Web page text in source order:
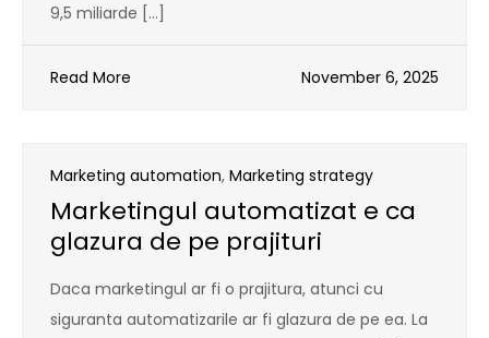
9,5 miliarde […]
Read More November 6, 2025
Marketing automation, Marketing strategy
Marketingul automatizat e ca
glazura de pe prajituri
Daca marketingul ar fi o prajitura, atunci cu
siguranta automatizarile ar fi glazura de pe ea. La